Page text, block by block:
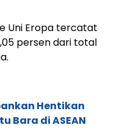
Uni Eropa tercatat
persen dari total
Hentikan
Bara di ASEAN